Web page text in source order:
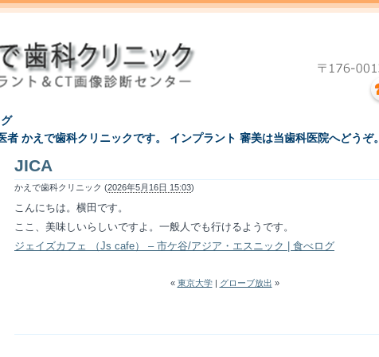
者 かえで歯科クリニックです。 インプラント 審美は当歯科医院へどうぞ。
JICA
かえで歯科クリニック (2026年5月16日 15:03)
こんにちは。横田です。
ここ、美味しいらしいですよ。一般人でも行けるようです。
ジェイズカフェ （Js cafe） – 市ケ谷/アジア・エスニック | 食べログ
« 東京大学| グローブ放出 »